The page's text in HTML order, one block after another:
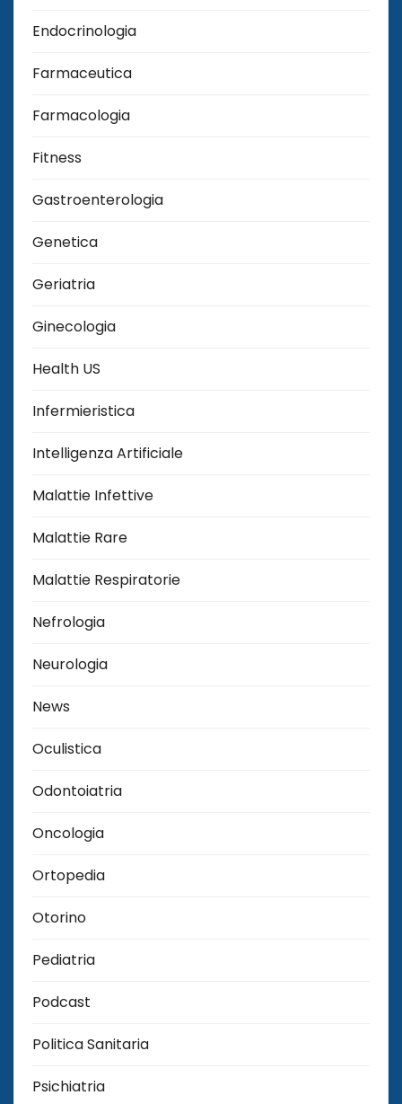
Endocrinologia
Farmaceutica
Farmacologia
Fitness
Gastroenterologia
Genetica
Geriatria
Ginecologia
Health US
Infermieristica
Intelligenza Artificiale
Malattie Infettive
Malattie Rare
Malattie Respiratorie
Nefrologia
Neurologia
News
Oculistica
Odontoiatria
Oncologia
Ortopedia
Otorino
Pediatria
Podcast
Politica Sanitaria
Psichiatria